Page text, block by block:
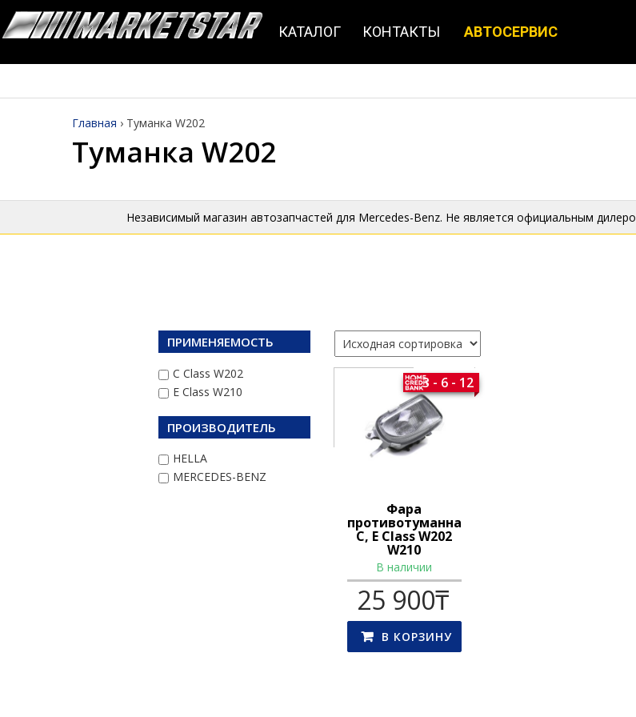
КАТАЛОГ КОНТАКТЫ АВТОСЕРВИС
Главная › Туманка W202
Туманка W202
Независимый магазин автозапчастей для Mercedes-Benz. Не является официальным
ПРИМЕНЯЕМОСТЬ
C Class W202
E Class W210
ПРОИЗВОДИТЕЛЬ
HELLA
MERCEDES-BENZ
Фара
противотуманная
C, E Class W202
W210
3 - 6 - 12
В наличии
25 900₸
В КОРЗИНУ